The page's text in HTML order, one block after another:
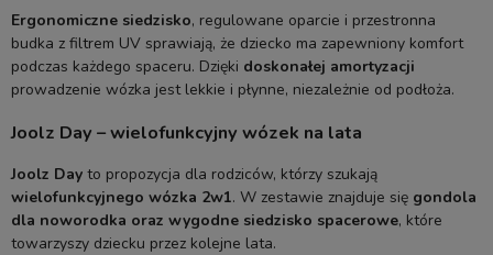
Ergonomiczne siedzisko, regulowane oparcie i przestronna
budka z filtrem UV sprawiają, że dziecko ma zapewniony komfort
podczas każdego spaceru. Dzięki doskonałej amortyzacji
prowadzenie wózka jest lekkie i płynne, niezależnie od podłoża.
Joolz Day – wielofunkcyjny wózek na lata
Joolz Day to propozycja dla rodziców, którzy szukają
wielofunkcyjnego wózka 2w1. W zestawie znajduje się gondola
dla noworodka oraz wygodne siedzisko spacerowe, które
towarzyszy dziecku przez kolejne lata.